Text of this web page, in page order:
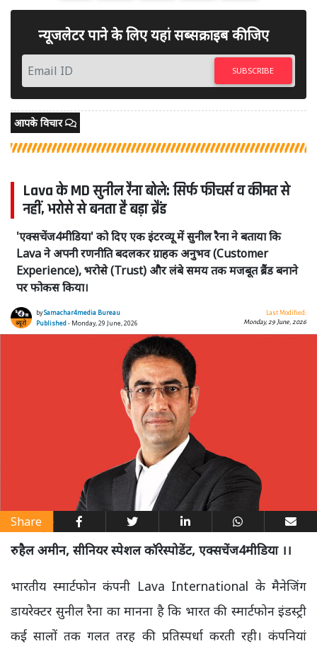
न्यूजलेटर पाने के लिए यहां सब्सक्राइब कीजिए
SUBSCRIBE
आपके विचार
Lava के MD सुनील रैना बोले: सिर्फ फीचर्स व कीमत से
नहीं, भरोसे से बनता है बड़ा ब्रैंड
'एक्सचेंज4मीडिया' को दिए एक इंटरव्यू में सुनील रैना ने बताया कि
Lava ने अपनी रणनीति बदलकर ग्राहक अनुभव (Customer
Experience), भरोसे (Trust) और लंबे समय तक मजबूत ब्रैंड बनाने
पर फोकस किया।
bySamachar4media Bureau
Published- Monday, 29 June, 2026
Last Modified:
Monday, 29 June, 2026
Share
रुहैल अमीन, सीनियर स्पेशल कॉरेस्पोडेंट, एक्सचेंज4मीडिया ।।
भारतीय स्मार्टफोन कंपनी Lava International के मैनेजिंग
डायरेक्टर सुनील रैना का मानना है कि भारत की स्मार्टफोन इंडस्ट्री
कई सालों तक गलत तरह की प्रतिस्पर्धा करती रही। कंपनियां